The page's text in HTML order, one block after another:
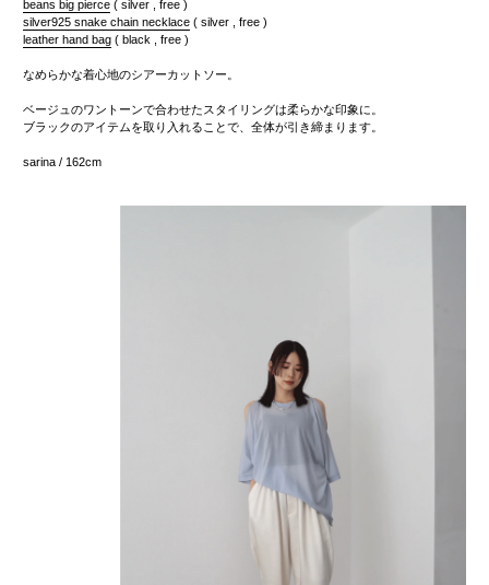
beans big pierce ( silver , free )
silver925 snake chain necklace ( silver , free )
leather hand bag ( black , free )
なめらかな着心地のシアーカットソー。
ベージュのワントーンで合わせたスタイリングは柔らかな印象に。
ブラックのアイテムを取り入れることで、全体が引き締まります。
sarina / 162cm